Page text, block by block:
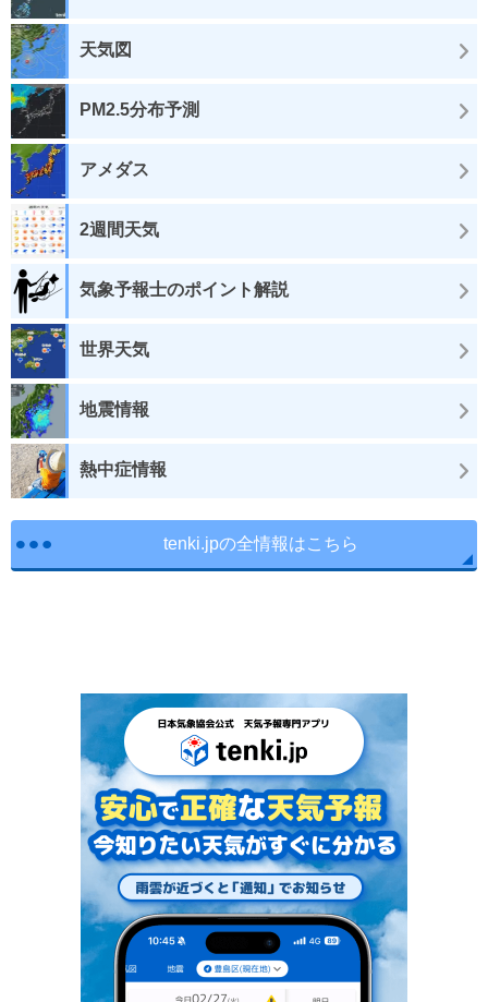
天気図
PM2.5分布予測
アメダス
2週間天気
気象予報士のポイント解説
世界天気
地震情報
熱中症情報
tenki.jpの全情報はこちら